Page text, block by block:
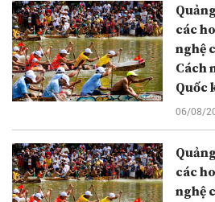
các
nghệ
Cách
Quốc
06/08/
các
nghệ